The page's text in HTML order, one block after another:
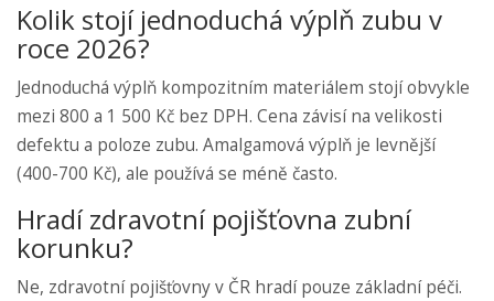
Kolik stojí jednoduchá výplň zubu v
roce 2026?
Jednoduchá výplň kompozitním materiálem stojí obvykle
mezi 800 a 1 500 Kč bez DPH. Cena závisí na velikosti
defektu a poloze zubu. Amalgamová výplň je levnější
(400-700 Kč), ale používá se méně často.
Hradí zdravotní pojišťovna zubní
korunku?
Ne, zdravotní pojišťovny v ČR hradí pouze základní péči.